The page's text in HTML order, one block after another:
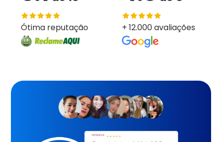
Ótima reputação + 12.000 avaliações